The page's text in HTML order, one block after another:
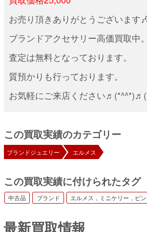
お売り頂きありがとうございます
ブランドアクセサリー高価買取中。
査定は無料となっております。
質預かりも行っております。
お気軽にご来店ください
この買取実績のカテゴリー
ブランドジュエリー エルメス
この買取実績に付けられたタグ
中古品 ブランド エルメス，ミニケリー，ピン
最新買取情報